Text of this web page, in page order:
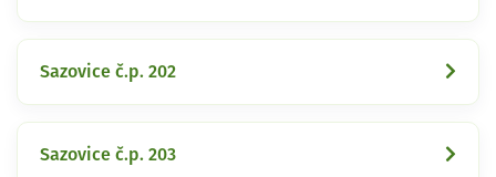
Sazovice č.p. 202
Sazovice č.p. 203